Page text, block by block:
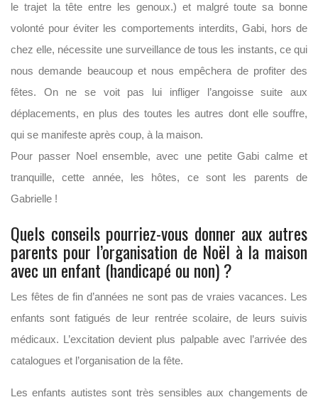
le trajet la tête entre les genoux.) et malgré toute sa bonne
volonté pour éviter les comportements interdits, Gabi, hors de
chez elle, nécessite une surveillance de tous les instants, ce qui
nous demande beaucoup et nous empêchera de profiter des
fêtes. On ne se voit pas lui infliger l’angoisse suite aux
déplacements, en plus des toutes les autres dont elle souffre,
qui se manifeste après coup, à la maison.
Pour passer Noel ensemble, avec une petite Gabi calme et
tranquille, cette année, les hôtes, ce sont les parents de
Gabrielle !
Quels conseils pourriez-vous donner aux autres
parents pour l’organisation de Noël à la maison
avec un enfant (handicapé ou non) ?
Les fêtes de fin d’années ne sont pas de vraies vacances. Les
enfants sont fatigués de leur rentrée scolaire, de leurs suivis
médicaux. L’excitation devient plus palpable avec l’arrivée des
catalogues et l’organisation de la fête.
Les enfants autistes sont très sensibles aux changements de